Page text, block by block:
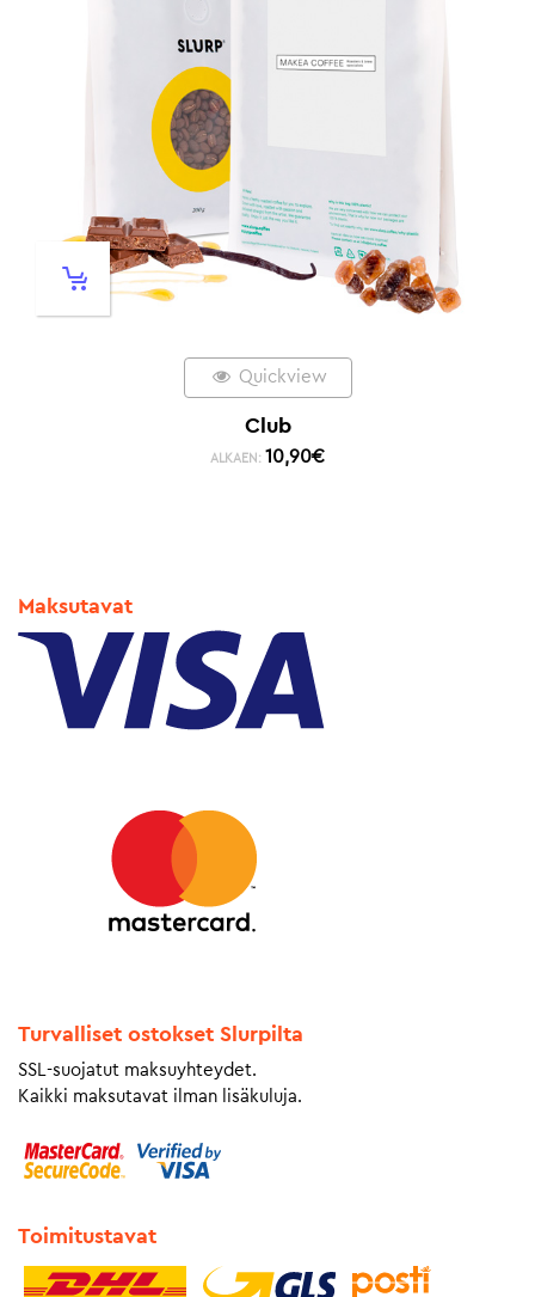
Quickview
Club
ALKAEN: 10,90€
Maksutavat
Turvalliset ostokset Slurpilta
SSL-suojatut maksuyhteydet.
Kaikki maksutavat ilman lisäkuluja.
Toimitustavat